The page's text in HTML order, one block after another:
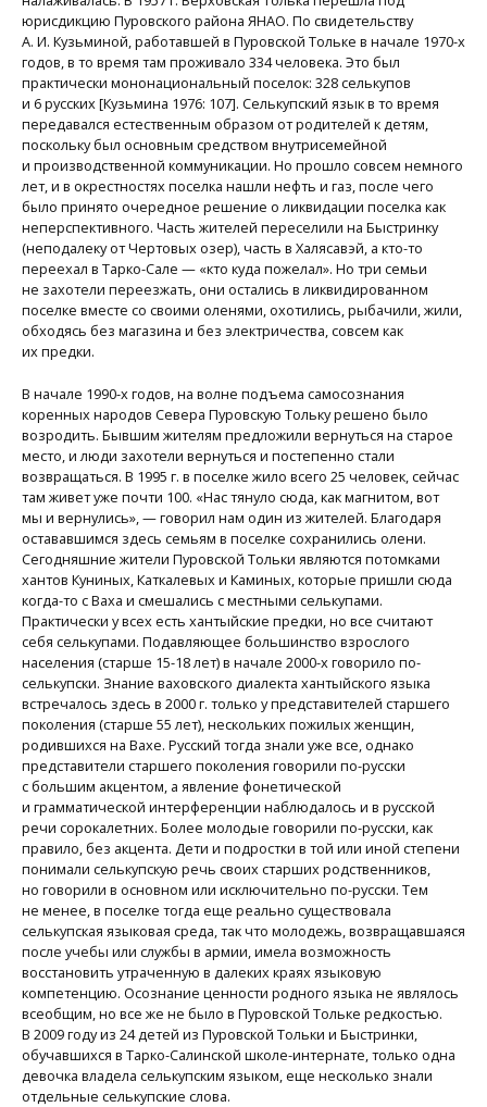
юрисдикцию Пуровского района ЯНАО. По свидетельству
А. И. Кузьминой, работавшей в Пуровской Тольке в начале 1970-х
годов, в то время там проживало 334 человека. Это был
практически мононациональный поселок: 328 селькупов
и 6 русских [Кузьмина 1976: 107]. Селькупский язык в то время
передавался естественным образом от родителей к детям,
поскольку был основным средством внутрисемейной
и производственной коммуникации. Но прошло совсем немного
лет, и в окрестностях поселка нашли нефть и газ, после чего
было принято очередное решение о ликвидации поселка как
неперспективного. Часть жителей переселили на Быстринку
(неподалеку от Чертовых озер), часть в Халясавэй, а кто-то
переехал в Тарко-Сале — «кто куда пожелал». Но три семьи
не захотели переезжать, они остались в ликвидированном
поселке вместе со своими оленями, охотились, рыбачили, жили,
обходясь без магазина и без электричества, совсем как
их предки.
В начале 1990-х годов, на волне подъема самосознания
коренных народов Севера Пуровскую Тольку решено было
возродить. Бывшим жителям предложили вернуться на старое
место, и люди захотели вернуться и постепенно стали
возвращаться. В 1995 г. в поселке жило всего 25 человек, сейчас
там живет уже почти 100. «Нас тянуло сюда, как магнитом, вот
мы и вернулись», — говорил нам один из жителей. Благодаря
остававшимся здесь семьям в поселке сохранились олени.
Сегодняшние жители Пуровской Тольки являются потомками
хантов Куниных, Каткалевых и Каминых, которые пришли сюда
когда-то с Ваха и смешались с местными селькупами.
Практически у всех есть хантыйские предки, но все считают
себя селькупами. Подавляющее большинство взрослого
населения (старше 15-18 лет) в начале 2000-х говорило по-
селькупски. Знание ваховского диалекта хантыйского языка
встречалось здесь в 2000 г. только у представителей старшего
поколения (старше 55 лет), нескольких пожилых женщин,
родившихся на Вахе. Русский тогда знали уже все, однако
представители старшего поколения говорили по-русски
с большим акцентом, а явление фонетической
и грамматической интерференции наблюдалось и в русской
речи сорокалетних. Более молодые говорили по-русски, как
правило, без акцента. Дети и подростки в той или иной степени
понимали селькупскую речь своих старших родственников,
но говорили в основном или исключительно по-русски. Тем
не менее, в поселке тогда еще реально существовала
селькупская языковая среда, так что молодежь, возвращавшаяся
после учебы или службы в армии, имела возможность
восстановить утраченную в далеких краях языковую
компетенцию. Осознание ценности родного языка не являлось
всеобщим, но все же не было в Пуровской Тольке редкостью.
В 2009 году из 24 детей из Пуровской Тольки и Быстринки,
обучавшихся в Тарко-Салинской школе-интернате, только одна
девочка владела селькупским языком, еще несколько знали
отдельные селькупские слова.